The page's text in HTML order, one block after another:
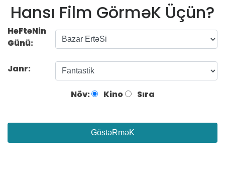
Hansı Film GörməK Üçün?
HəFtəNin
Günü:
Janr:
Növ: Kino Sıra
GöstəRməK